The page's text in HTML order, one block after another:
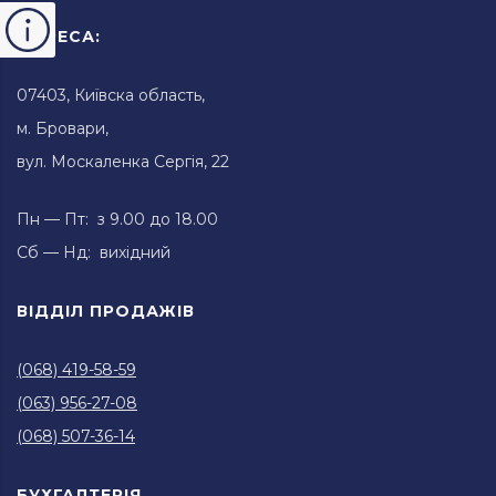
АДРЕСА:
07403, Київска область,
м. Бровари,
вул. Москаленка Сергія, 22
Пн — Пт: з 9.00 до 18.00
Сб — Нд: вихідний
ВІДДІЛ ПРОДАЖІВ
(068) 419-58-59
(063) 956-27-08
(068) 507-36-14